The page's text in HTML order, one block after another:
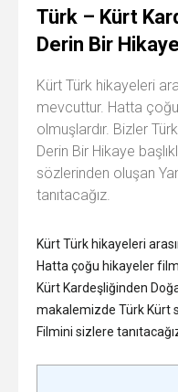
Türk – Kürt
Derin Bir Hikaye
Kürt Türk hikayeleri
mevcuttur. Hatta
olmuşlardır. Bizler
Derin Bir Hikaye
sözlerinden oluşan
tanıtacağız.
Kürt Türk hikayeleri
Hatta çoğu hikayeler
Kürt Kardeşliğinden
makalemizde Türk Kürt
Filmini sizlere